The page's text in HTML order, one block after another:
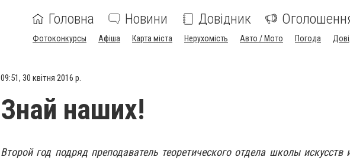
Головна Новини Довідник
Фотоконкурсы Афіша Карта міста Нерухомість Авто / Мото Погода
09:51, 30 квітня 2016 р.
Знай наших!
Второй год подряд преподаватель теоретического отдела школы